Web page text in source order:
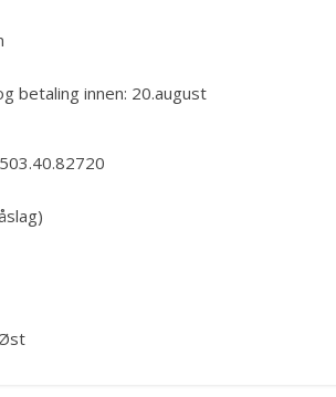
betaling innen: 20.august